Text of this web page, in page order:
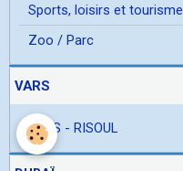
Sports, loisirs et tourisme
Zoo / Parc
VARS
VARS - RISOUL